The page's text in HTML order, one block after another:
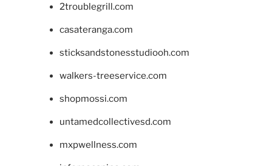
2troublegrill.com
casateranga.com
sticksandstonesstudiooh.com
walkers-treeservice.com
shopmossi.com
untamedcollectivesd.com
mxpwellness.com